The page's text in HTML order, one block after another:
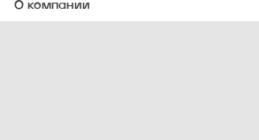
О компании